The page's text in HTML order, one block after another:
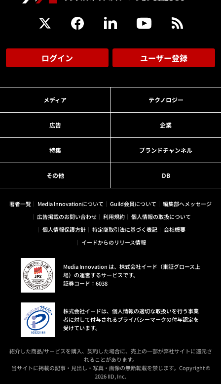
ログイン ユーザー登録
メディア テクノロジー
広告 企業
特集 ブランドチャンネル
その他 DB
著者一覧 Media Innovationについて Guild会員について
編集部へメッセージ
広告掲載のお問い合わせ
利用規約
個人情報の取扱について
個人情報保護方針
特定商取引法に基づく表記
会社概要
イードからのリリース情報
Media Innovation は、株式会社イード（東証グロース上
場）の運営するサービスです。
証券コード：6038
株式会社イードは、個人情報の適切な取扱いを行う事業
者に対して付与されるプライバシーマークの付与認定を
受けています。
紹介した商品/サービスを購入、契約した場合に、売上の一部が弊社サイトに還元さ
れることがあります。
当サイトに掲載の記事・見出し・写真・画像の無断転載を禁じます。Copyright ©
2026 IID, Inc.